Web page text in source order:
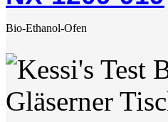
Bio-Ethanol-Ofen